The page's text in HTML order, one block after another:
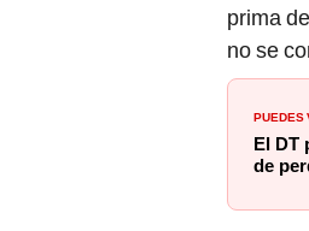
prima
no se
PUEDES
El DT
de